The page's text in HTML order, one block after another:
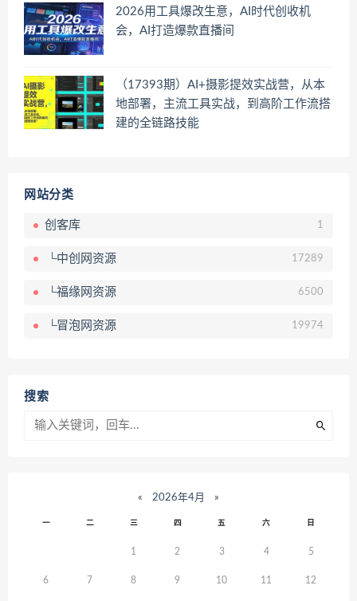
2026用工具爆改生意，AI时代创收机
会，AI打造爆款直播间
（17393期）AI+摄影提效实战营，从本
地部署，主流工具实战，到高阶工作流搭
建的全链路技能
网站分类
创客库 1
└中创网资源 17289
└福缘网资源 6500
└冒泡网资源 19974
搜索
« 2026年4月 »
一 二 三 四 五 六 日
1 2 3 4 5
6 7 8 9 10 11 12